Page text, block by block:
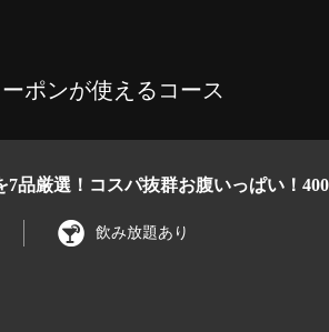
ポンが使えるコース
7品厳選！コスパ抜群お腹いっぱい！
飲み放題あり